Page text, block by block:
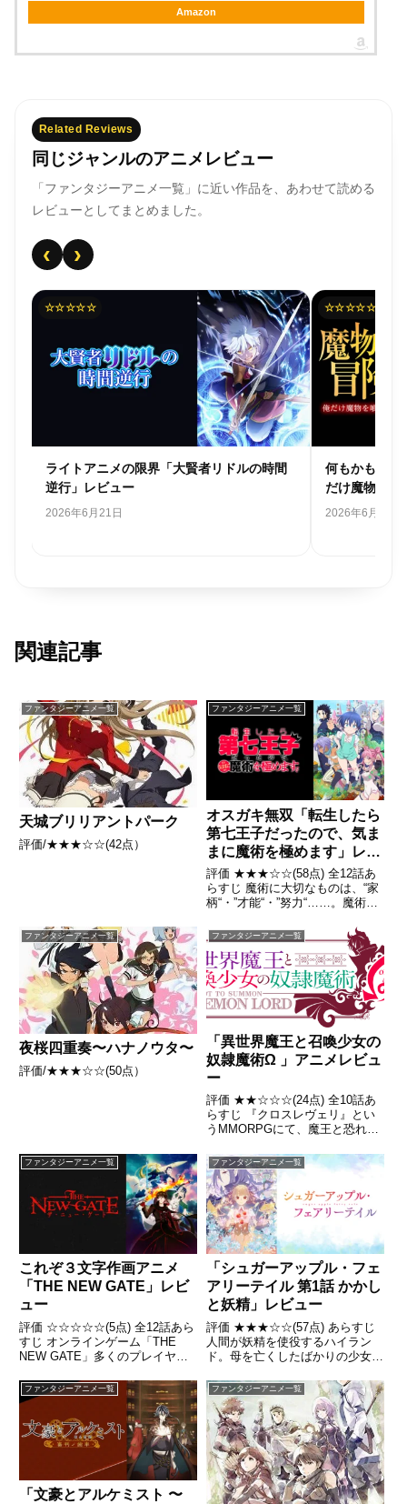
Amazon
Related Reviews
同じジャンルのアニメレビュー
「ファンタジーアニメ一覧」に近い作品を、あわせて読める
レビューとしてまとめました。
‹ ›
☆☆☆☆☆
何もかもが無駄「魔物喰らいの冒険者～俺
だけ魔物を喰らって強くなる～」レビュー
2026年6月20日
振り返り地獄
った～最強以
ュー
関連記事
ファンタジーアニメ一覧
天城ブリリアントパーク
評価/★★★☆☆(42点）
ファンタジーアニメ一覧
オスガキ無双「転生したら
第七王子だったので、気ま
まに魔術を極めます」レビ
ュー
評価 ★★★☆☆(58点) 全12話あ
らすじ 魔術に大切なものは、“家
柄“・”才能“・”努力“……。魔術を
恵まれずに非業の死を遂げた引
用- Wikipedia
ファンタジーアニメ一覧
夜桜四重奏〜ハナノウタ〜
評価/★★★☆☆(50点）
ファンタジーアニメ一覧
「異世界魔王と召喚少女の
奴隷魔術Ω 」アニメレビュ
ー
評価 ★★☆☆☆(24点) 全10話あ
らすじ 『クロスレヴェリ』とい
うMMORPGにて、魔王と恐れら
と坂本拓真はある日、眠りから覚
めると見慣れない場所におり、目
の前にいた2人の少女に召喚獣と
して召喚される。引用...
ファンタジーアニメ一覧
これぞ３文字作画アニメ
「THE NEW GATE」レビ
ュー
評価 ☆☆☆☆☆(5点) 全12話あら
すじ オンラインゲーム「THE
NEW GATE」多くのプレイヤー
突如姿を変え、人々をゲームの世
界に閉じ込め、苦しめていた。引
ファンタジーアニメ一覧
「シュガーアップル・フェ
アリーテイル 第1話 かかし
と妖精」レビュー
評価 ★★★☆☆(57点) あらすじ
人間が妖精を使役するハイラン
ド。母を亡くしたばかりの少女・
師になることを決意。引用-
Wikipedia
ファンタジーアニメ一覧
「文豪とアルケミスト 〜
ファンタジーアニメ一覧